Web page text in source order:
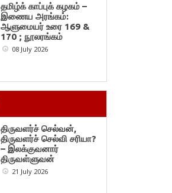
தமிழ்க் காப்புக் கழகம் –
இணைய அரங்கம்:
ஆளுமையர் உரை 169 &
170 ; நூலரங்கம்
08 July 2026
திருவளர்ச் செல்வன்,
திருவளர்ச் செல்வி சரியா?
– இலக்குவனார்
திருவள்ளுவன்
21 July 2026